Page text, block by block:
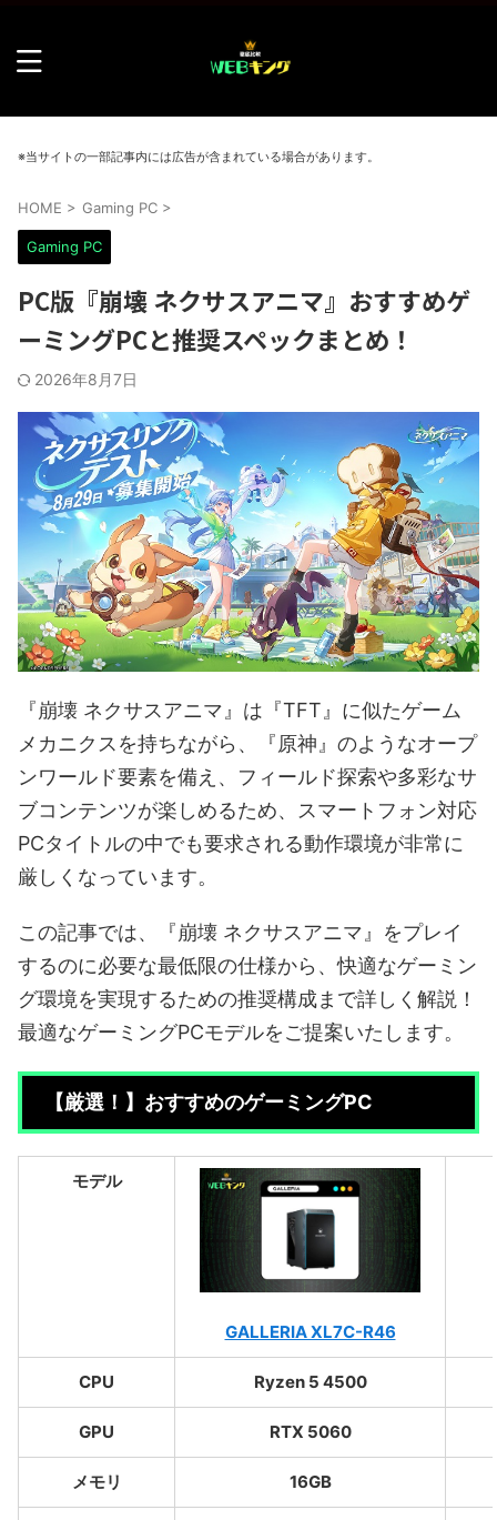
※当サイトの一部記事内には広告が含まれている場合があります。
HOME > Gaming PC >
Gaming PC
PC版『崩壊 ネクサスアニマ』おすすめゲ
ーミングPCと推奨スペックまとめ！
2026年8月7日
『崩壊 ネクサスアニマ』は『TFT』に似たゲーム
メカニクスを持ちながら、『原神』のようなオープ
ンワールド要素を備え、フィールド探索や多彩なサ
ブコンテンツが楽しめるため、スマートフォン対応
PCタイトルの中でも要求される動作環境が非常に
厳しくなっています。
この記事では、『崩壊 ネクサスアニマ』をプレイ
するのに必要な最低限の仕様から、快適なゲーミン
グ環境を実現するための推奨構成まで詳しく解説！
最適なゲーミングPCモデルをご提案いたします。
【厳選！】おすすめのゲーミングPC
モデル
GALLERIA XL7C-R46
CPU Ryzen 5 4500
GPU RTX 5060
メモリ 16GB